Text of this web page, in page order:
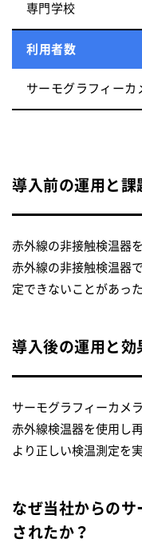
専門学校
利用者数
サーモグラフィーカ
導入前の運用と課
赤外線の非接触検温器を
赤外線の非接触検温器
定できないことがあった
導入後の運用と効
サーモグラフィーカメ
赤外線検温器を使用し
より正しい検温測定を実
なぜ当社からのサ
されたか？